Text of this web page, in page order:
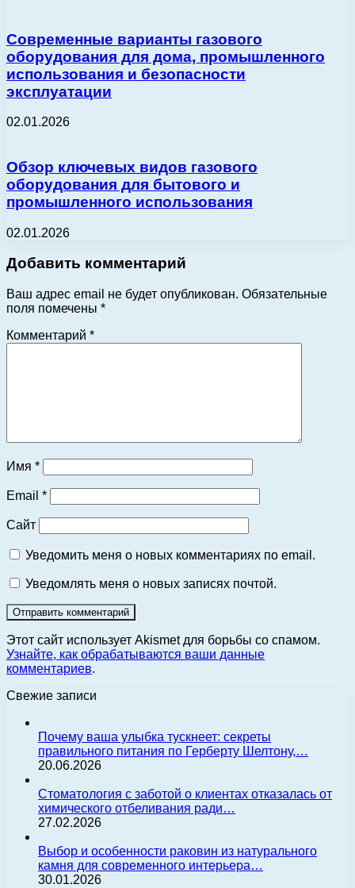
Современные варианты газового
оборудования для дома, промышленного
использования и безопасности
эксплуатации
02.01.2026
Обзор ключевых видов газового
оборудования для бытового и
промышленного использования
02.01.2026
Добавить комментарий
Ваш адрес email не будет опубликован. Обязательные
поля помечены *
Комментарий *
Имя *
Email *
Сайт
Уведомить меня о новых комментариях по email.
Уведомлять меня о новых записях почтой.
Этот сайт использует Akismet для борьбы со спамом.
Узнайте, как обрабатываются ваши данные
комментариев.
Свежие записи
Почему ваша улыбка тускнеет: секреты
правильного питания по Герберту Шелтону,…
20.06.2026
Стоматология с заботой о клиентах отказалась от
химического отбеливания ради…
27.02.2026
Выбор и особенности раковин из натурального
камня для современного интерьера…
30.01.2026